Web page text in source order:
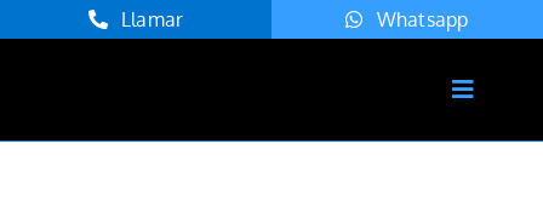
to
Llamar Whatsapp
Toggle